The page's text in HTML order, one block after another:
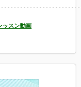
ッスン動画